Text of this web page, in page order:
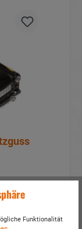
Funktionalität